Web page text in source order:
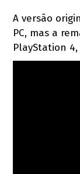
A versão
PC, mas a
PlayStation 4,